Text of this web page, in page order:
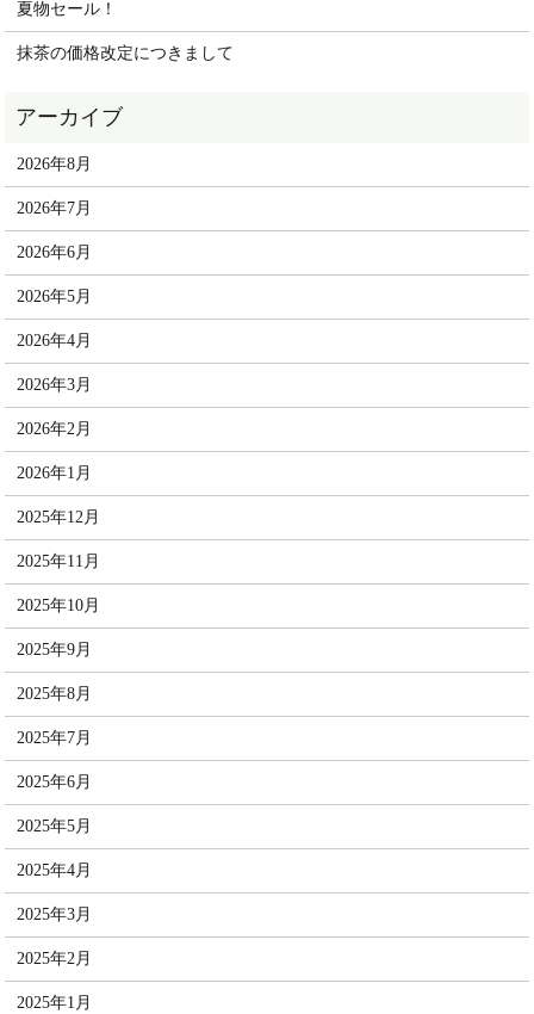
夏物セール！
抹茶の価格改定につきまして
2026年8月
2026年7月
2026年6月
2026年5月
2026年4月
2026年3月
2026年2月
2026年1月
2025年12月
2025年11月
2025年10月
2025年9月
2025年8月
2025年7月
2025年6月
2025年5月
2025年4月
2025年3月
2025年2月
2025年1月